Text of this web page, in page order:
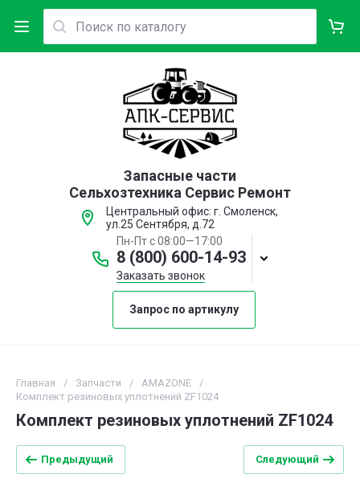
Запасные части
Сельхозтехника Сервис Ремонт
Центральный офис: г. Смоленск,
ул.25 Сентября, д.72
Пн-Пт с 08:00—17:00
8 (800) 600-14-93
Заказать звонок
Запрос по артикулу
Главная / Запчасти / AMAZONE
/
Комплект резиновых уплотнений ZF1024
Комплект резиновых уплотнений ZF1024
Предыдущий Следующий